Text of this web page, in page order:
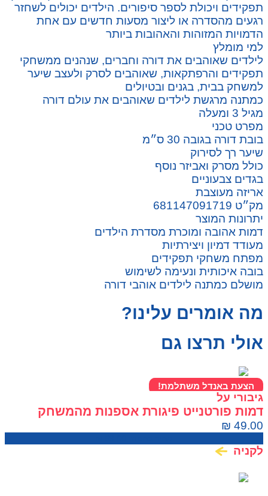
תפקידים ויכולת לספר סיפורים. הילדים יכולים לשחזר
רגעים מהסדרה או ליצור מסעות חדשים עם אחת
הדמויות המזוהות והאהובות ביותר
למי מומלץ
לילדים שאוהבים את דורה וחברים, שנהנים ממשחקי
תפקידים והרפתקאות, שאוהבים לסרק ולעצב שיער
למשחק בבית, בגנים ובטיולים
כמתנה מרגשת לילדים שאוהבים את עולם דורה
מגיל 3 ומעלה
מפרט טכני
בובת דורה בגובה 30 ס״מ
שיער רך לסירוק
כולל מסרק ואביזר נוסף
בגדים צבעוניים
אריזה מעוצבת
מק״ט 681147091719
יתרונות המוצר
דמות אהובה ומוכרת מסדרת הילדים
מעודד דמיון ויצירתיות
מפתח משחקי תפקידים
בובה איכותית ונעימה לשימוש
מושלם כמתנה לילדים אוהבי דורה
מה אומרים עלינו?
אולי תרצו גם
הצעת באנדל משתלמת!
גיבורי על
דמות פורטנייט פיגורת אספנות מהמשחק
המוביל Frozen Fishstick Fortnite
₪ 49.00
לקניה